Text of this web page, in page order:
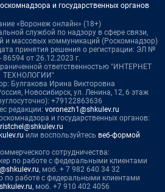
и государственных органов
«Воронеж онлайн» (18+)
службой по надзору в сфере связи,
и массовых коммуникаций (Роскомнадзор)
принятия решения о регистрации: ЭЛ №
86594 от 26.12.2023 г.
ответственностью "ИНТЕРНЕТ
ТЕХНОЛОГИИ"
Булгакова Ирина Викторовна
Новосибирск, ул. Ленина, 12, 6 этаж
+79122863636
редакции: voronezh1@shkulev.ru
и государственных органов:
или воспользуйтесь веб-формой
сотрудничества:
по работе с федеральными клиентами
, моб. + 7 982 640 34 32
по работе с федеральными клиентами
, моб. +7 910 402 4056